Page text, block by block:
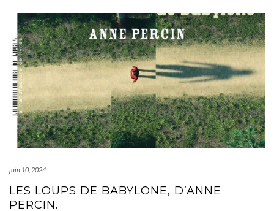
juin 10, 2024
LES LOUPS DE BABYLONE, D’ANNE
PERCIN.